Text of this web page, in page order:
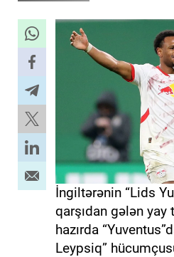
İngiltərənin “Lids
qarşıdan gələn
hazırda
Leypsiq”